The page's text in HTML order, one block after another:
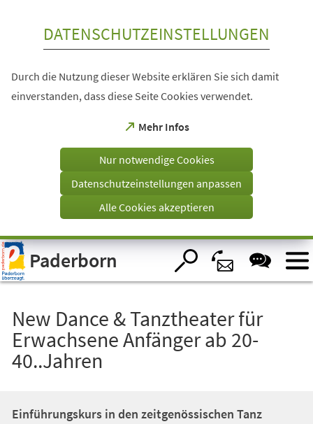
Visuelle
Assistenzsoftware
öffnen.
DATENSCHUTZEINSTELLUNGEN
Durch die Nutzung dieser Website erklären Sie sich damit
einverstanden, dass diese Seite Cookies verwendet.
Mehr Infos
(Öffnet
einem
Tab)
Nur notwendige Cookies
Datenschutzeinstellungen anpassen
Alle Cookies akzeptieren
Paderborn
New Dance & Tanztheater für
Erwachsene Anfänger ab 20-
40..Jahren
Einführungskurs in den zeitgenössischen Tanz